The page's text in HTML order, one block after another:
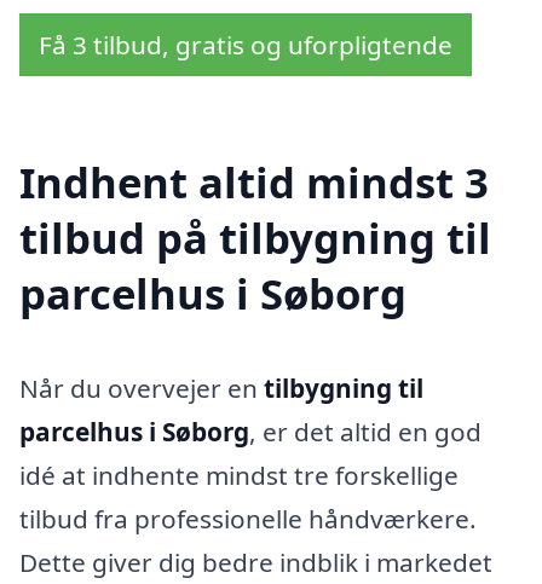
Få 3 tilbud, gratis og uforpligtende
Indhent altid mindst 3
tilbud på tilbygning til
parcelhus i Søborg
Når du overvejer en tilbygning til
parcelhus i Søborg, er det altid en god
idé at indhente mindst tre forskellige
tilbud fra professionelle håndværkere.
Dette giver dig bedre indblik i markedet